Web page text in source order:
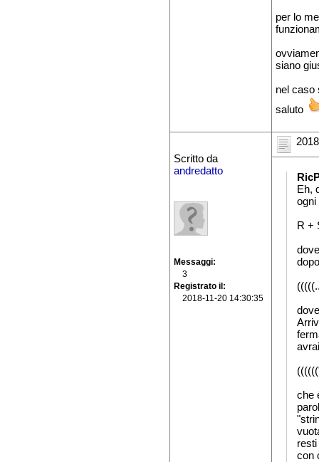
per lo
siano
nel caso
saluto
Scritto da
andredatto
Messaggi
3
Registrato il
2018-11-20 14:30:35
Eh,
ogni
R +
che
con